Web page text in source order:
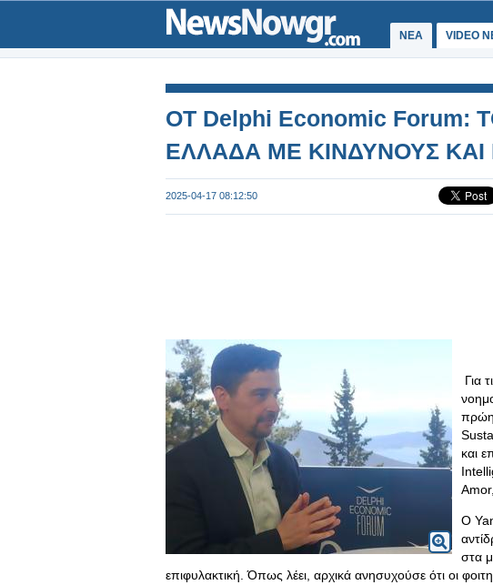
ΝΕΑ VIDEO
ΟΤ Delphi Economic Forum:
ΕΛΛΑΔΑ ΜΕ ΚΙΝΔΥΝΟΥΣ ΚΑΙ
2025-04-17 08:12:50
Για
και
Ο
στα
επιφυλακτική. Όπως λέει, αρχικά ανησυχούσε ότι οι